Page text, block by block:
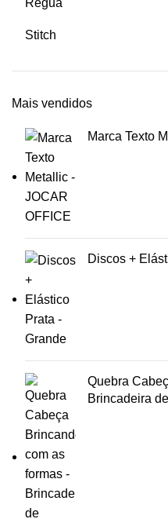
Régua
Stitch
Mais vendidos
Marca Texto
Discos +
Quebra
Brincadeira